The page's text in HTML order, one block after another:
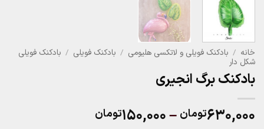
خانه / بادکنک فویلی و لاتکسی هلیومی / بادکنک فویلی / بادکنک فویلی
شکل دار
بادکنک برگ انجیری
۶۳۰,۰۰۰تومان –۱۵۰,۰۰۰تومان